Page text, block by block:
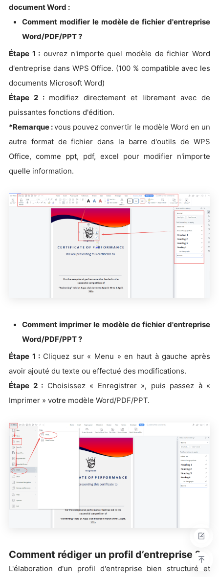
document Word :
Comment modifier le modèle de fichier d'entreprise
Word/PDF/PPT ?
Étape 1 : ouvrez n'importe quel modèle de fichier Word
d'entreprise dans WPS Office. (100 % compatible avec les
documents Microsoft Word)
Étape 2 : modifiez directement et librement avec de
puissantes fonctions d'édition.
*Remarque :vous pouvez convertir le modèle Word en un
autre format de fichier dans la barre d'outils de WPS
Office, comme ppt, pdf, excel pour modifier n'importe
quelle information.
Comment imprimer le modèle de fichier d'entreprise
Word/PDF/PPT ?
Étape 1 : Cliquez sur « Menu » en haut à gauche après
avoir ajouté du texte ou effectué des modifications.
Étape 2 : Choisissez « Enregistrer », puis passez à «
Imprimer » votre modèle Word/PDF/PPT.
Comment rédiger un profil d’entreprise ?
L'élaboration d'un profil d'entreprise bien structuré et